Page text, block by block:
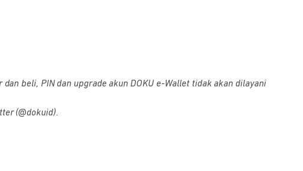
beli, PIN dan upgrade akun DOKU e-Wallet tidak akan dilayani
(@dokuid).